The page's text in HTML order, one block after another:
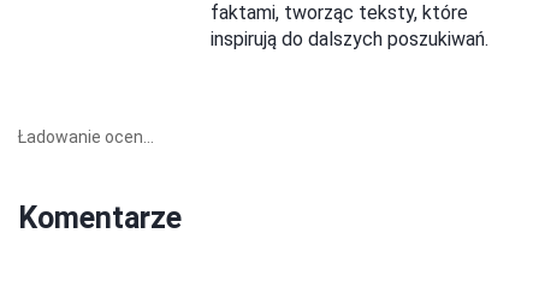
faktami, tworząc teksty, które
inspirują do dalszych poszukiwań.
Ładowanie ocen...
Komentarze